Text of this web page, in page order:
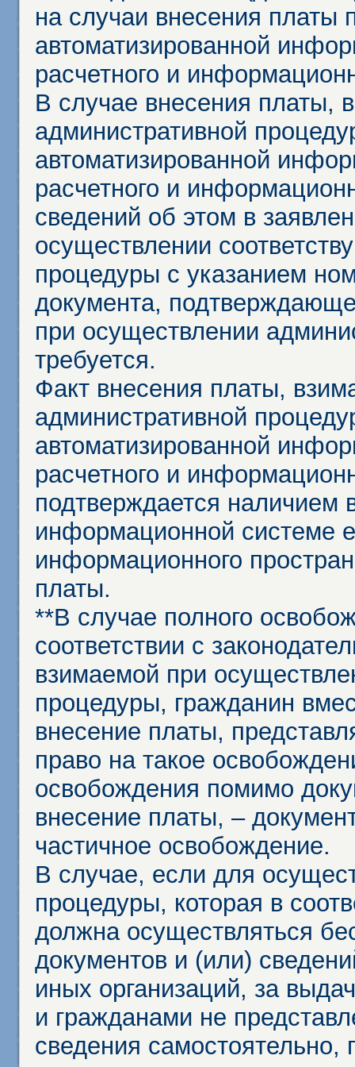
на случаи внесения платы
автоматизированной
расчетного и
В случае внесения платы,
административной
автоматизированной
расчетного и
сведений об этом в
осуществлении
процедуры с указанием
документа,
при осуществлении
требуется.
Факт внесения платы,
административной
автоматизированной
расчетного и
подтверждается наличием
информационной системе
информационного
платы.
**В случае полного
соответствии с
взимаемой при
процедуры, гражданин
внесение платы,
право на такое
освобождения помимо
внесение платы, –
частичное освобождение.
В случае, если для
процедуры, которая в
должна осуществляться
документов и (или)
иных организаций, за
и гражданами не
сведения